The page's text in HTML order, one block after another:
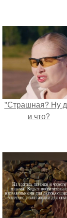
"Страшная? Ну
и что?